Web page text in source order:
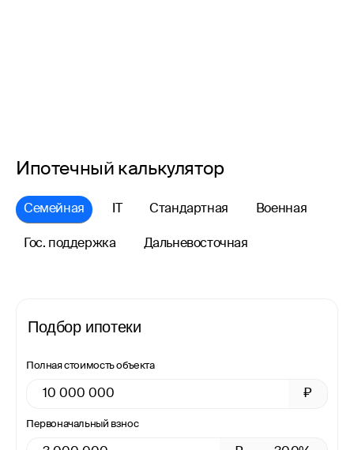
Ипотечный калькулятор
Семейная Стандартная Военная
Гос. поддержка Дальневосточная
Подбор ипотеки
Полная стоимость объекта
₽
Первоначальный взнос